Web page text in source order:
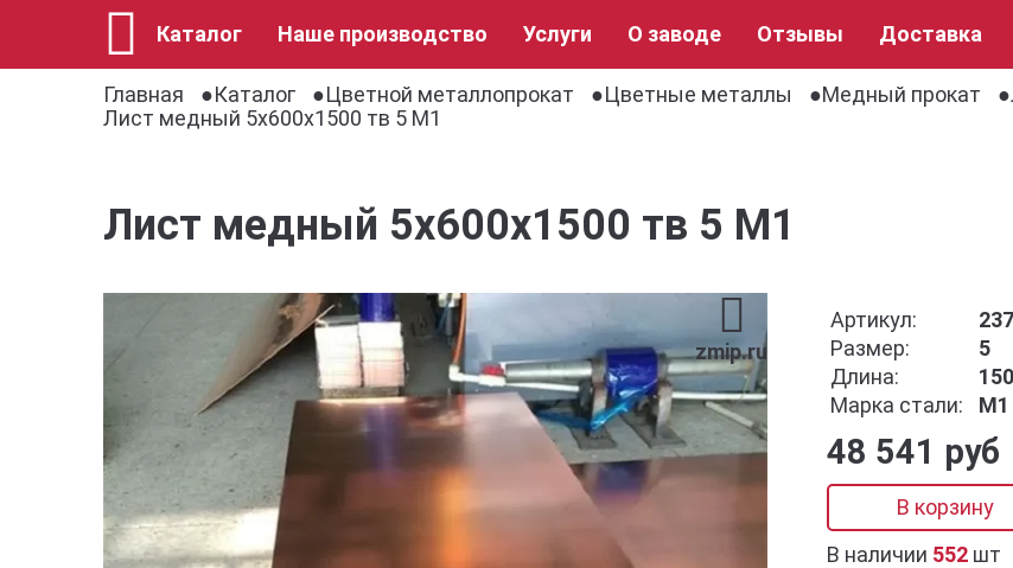
Каталог Наше производство Услуги О заводе Отзывы Доставка
Главная
Каталог Цветной металлопрокат Цветные металлы Медный прокат
Лист медный 5х600х1500 тв 5 М1
Лист медный 5х600х1500 тв 5 М1
zmip.ru
Артикул:
Размер:
5
Длина:
Марка стали:
М1
48 541 руб
В корзину
В наличии 552 шт